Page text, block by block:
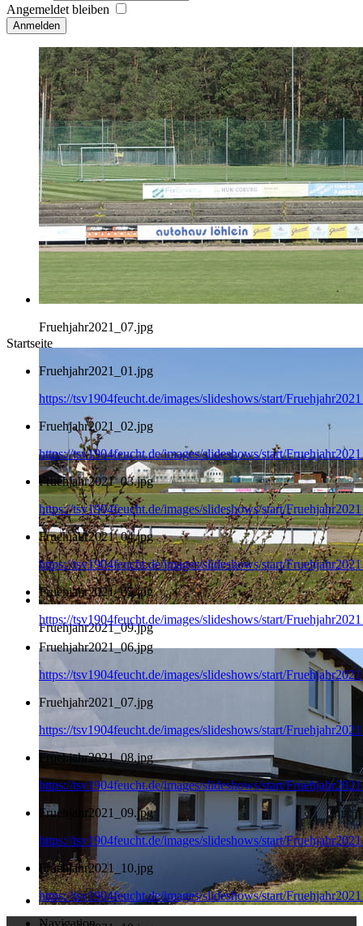
Angemeldet bleiben
Anmelden
Fruehjahr2021_07.jpg
Fruehjahr2021_09.jpg
Startseite
Fruehjahr2021_01.jpg
https://tsv1904feucht.de/images/slideshows/start/
Fruehjahr2021_02.jpg
https://tsv1904feucht.de/images/slideshows/start/
Fruehjahr2021_03.jpg
https://tsv1904feucht.de/images/slideshows/start/
Fruehjahr2021_04.jpg
https://tsv1904feucht.de/images/slideshows/start/
Fruehjahr2021_05.jpg
https://tsv1904feucht.de/images/slideshows/start/
Fruehjahr2021_06.jpg
https://tsv1904feucht.de/images/slideshows/start/
Fruehjahr2021_07.jpg
https://tsv1904feucht.de/images/slideshows/start/
Fruehjahr2021_08.jpg
https://tsv1904feucht.de/images/slideshows/start/
Fruehjahr2021_09.jpg
https://tsv1904feucht.de/images/slideshows/start/
Fruehjahr2021_10.jpg
https://tsv1904feucht.de/images/slideshows/start/